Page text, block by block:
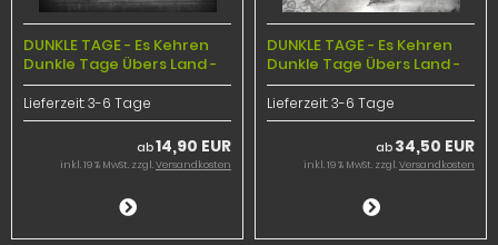
DUNKLE TAGE - Es Kehren
Dunkle Tage Übers Land -
T-Shirt
Lieferzeit:3-6 Tage
ab14,90 EUR
inkl. 19 % MwSt. zzgl.Versandkosten
DUNKLE TAGE - Es Kehren
Dunkle Tage Übers Land -
Zipper
Lieferzeit:3-6 Tage
ab 34,50 EUR
inkl. 19 % MwSt. zzgl.Versandkosten